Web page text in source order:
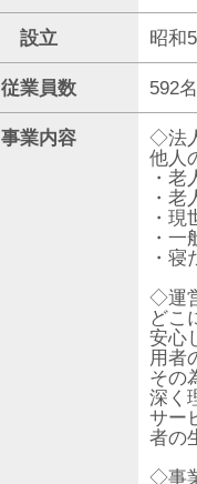
設立 昭和
従業員数 592
事業内容
◇法
他人
・老
・
・
・
・
◇運
どこ
安心
用者
その
深く
サー
者の
◇事